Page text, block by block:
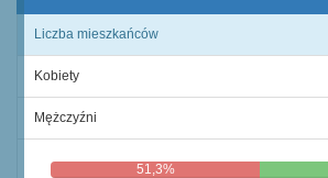
Liczba mieszkańców
Kobiety
Mężczyźni
51,3%